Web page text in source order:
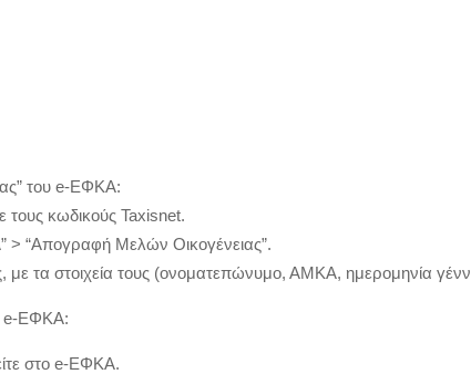
του e-ΕΦΚΑ:
τους κωδικούς Taxisnet.
> “Απογραφή Μελών Οικογένειας”.
με τα στοιχεία τους (ονοματεπώνυμο, ΑΜΚΑ, ημερομηνία
e-ΕΦΚΑ:
στο e-ΕΦΚΑ.